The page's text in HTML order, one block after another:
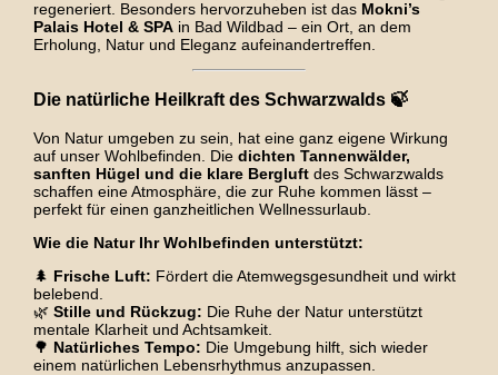
regeneriert. Besonders hervorzuheben ist das Mokni’s
Palais Hotel & SPAin Bad Wildbad – ein Ort, an dem
Erholung, Natur und Eleganz aufeinandertreffen.
Die natürliche Heilkraft des Schwarzwalds 🍃
Von Natur umgeben zu sein, hat eine ganz eigene Wirkung
auf unser Wohlbefinden. Die dichten Tannenwälder,
sanften Hügel und die klare Bergluftdes Schwarzwalds
schaffen eine Atmosphäre, die zur Ruhe kommen lässt –
perfekt für einen ganzheitlichen Wellnessurlaub.
Wie die Natur Ihr Wohlbefinden unterstützt:
🌲 Frische Luft: Fördert die Atemwegsgesundheit und wirkt
belebend.
🌿 Stille und Rückzug: Die Ruhe der Natur unterstützt
mentale Klarheit und Achtsamkeit.
🌳 Natürliches Tempo: Die Umgebung hilft, sich wieder
einem natürlichen Lebensrhythmus anzupassen.